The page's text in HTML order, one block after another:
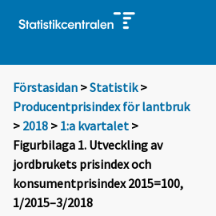
Förstasidan >Statistik >
Producentprisindex för lantbruk
> 2018 > 1:a kvartalet >
Figurbilaga 1. Utveckling av
jordbrukets prisindex och
konsumentprisindex 2015=100,
1/2015–3/2018